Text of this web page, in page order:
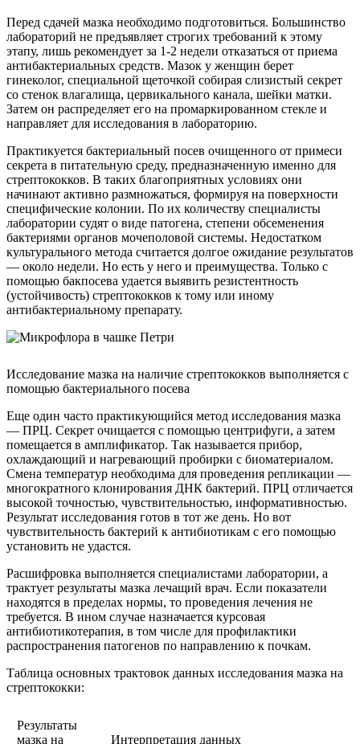
Перед сдачей мазка необходимо подготовиться. Большинство
лабораторий не предъявляет строгих требований к этому
этапу, лишь рекомендует за 1-2 недели отказаться от приема
антибактериальных средств. Мазок у женщин берет
гинеколог, специальной щеточкой собирая слизистый секрет
со стенок влагалища, цервикального канала, шейки матки.
Затем он распределяет его на промаркированном стекле и
направляет для исследования в лабораторию.
Практикуется бактериальный посев очищенного от примеси
секрета в питательную среду, предназначенную именно для
стрептококков. В таких благоприятных условиях они
начинают активно размножаться, формируя на поверхности
специфические колонии. По их количеству специалисты
лаборатории судят о виде патогена, степени обсеменения
бактериями органов мочеполовой системы. Недостатком
культурального метода считается долгое ожидание результатов
— около недели. Но есть у него и преимущества. Только с
помощью бакпосева удается выявить резистентность
(устойчивость) стрептококков к тому или иному
антибактериальному препарату.
Исследование мазка на наличие стрептококков выполняется с
помощью бактериального посева
Еще один часто практикующийся метод исследования мазка
— ПРЦ. Секрет очищается с помощью центрифуги, а затем
помещается в амплификатор. Так называется прибор,
охлаждающий и нагревающий пробирки с биоматериалом.
Смена температур необходима для проведения репликации —
многократного клонирования ДНК бактерий. ПРЦ отличается
высокой точностью, чувствительностью, информативностью.
Результат исследования готов в тот же день. Но вот
чувствительность бактерий к антибиотикам с его помощью
установить не удастся.
Расшифровка выполняется специалистами лаборатории, а
трактует результаты мазка лечащий врач. Если показатели
находятся в пределах нормы, то проведения лечения не
требуется. В ином случае назначается курсовая
антибиотикотерапия, в том числе для профилактики
распространения патогенов по направлению к почкам.
Таблица основных трактовок данных исследования мазка на
стрептококки:
Результаты
мазка на
Интерпретация данных